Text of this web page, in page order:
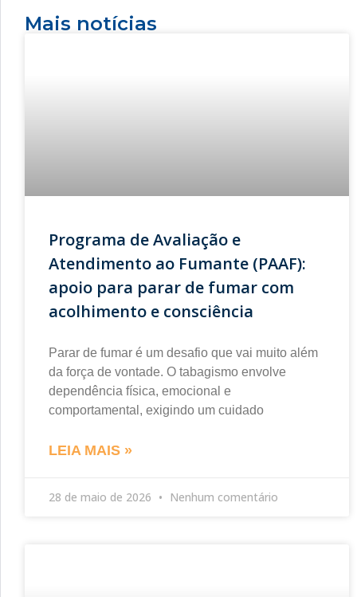
Mais notícias
Programa de Avaliação e
Atendimento ao Fumante (PAAF):
apoio para parar de fumar com
acolhimento e consciência
Parar de fumar é um desafio que vai muito além
da força de vontade. O tabagismo envolve
dependência física, emocional e
comportamental, exigindo um cuidado
LEIA MAIS »
28 de maio de 2026 Nenhum comentário